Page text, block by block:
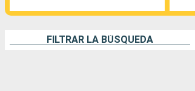
FILTRAR LA BÚSQUEDA